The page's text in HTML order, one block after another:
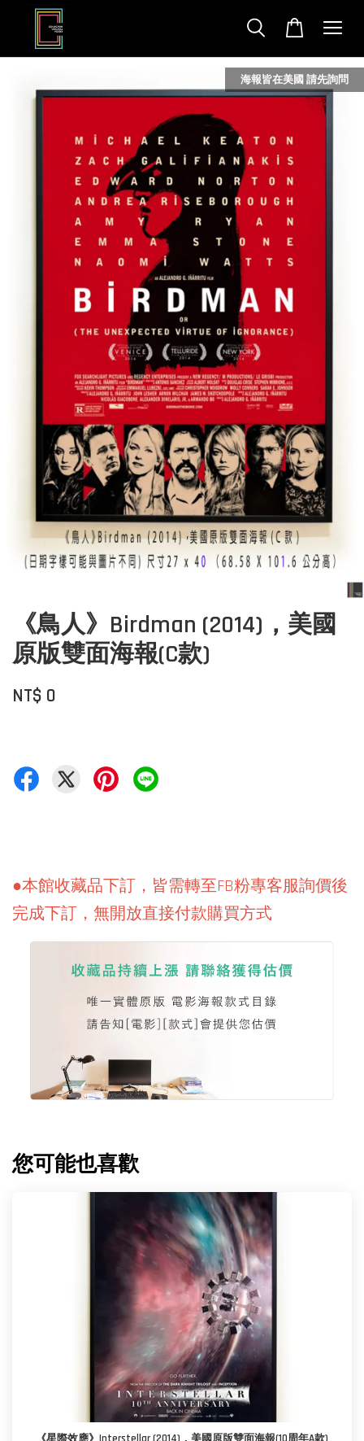
海報皆在美國 請先詢問
《鳥人》Birdman (2014)，美國
原版雙面海報(C款)
NT$ 0
●本館收藏品下訂，皆需轉至FB粉專客服詢價後
完成下訂，無開放直接付款購買方式
您可能也喜歡